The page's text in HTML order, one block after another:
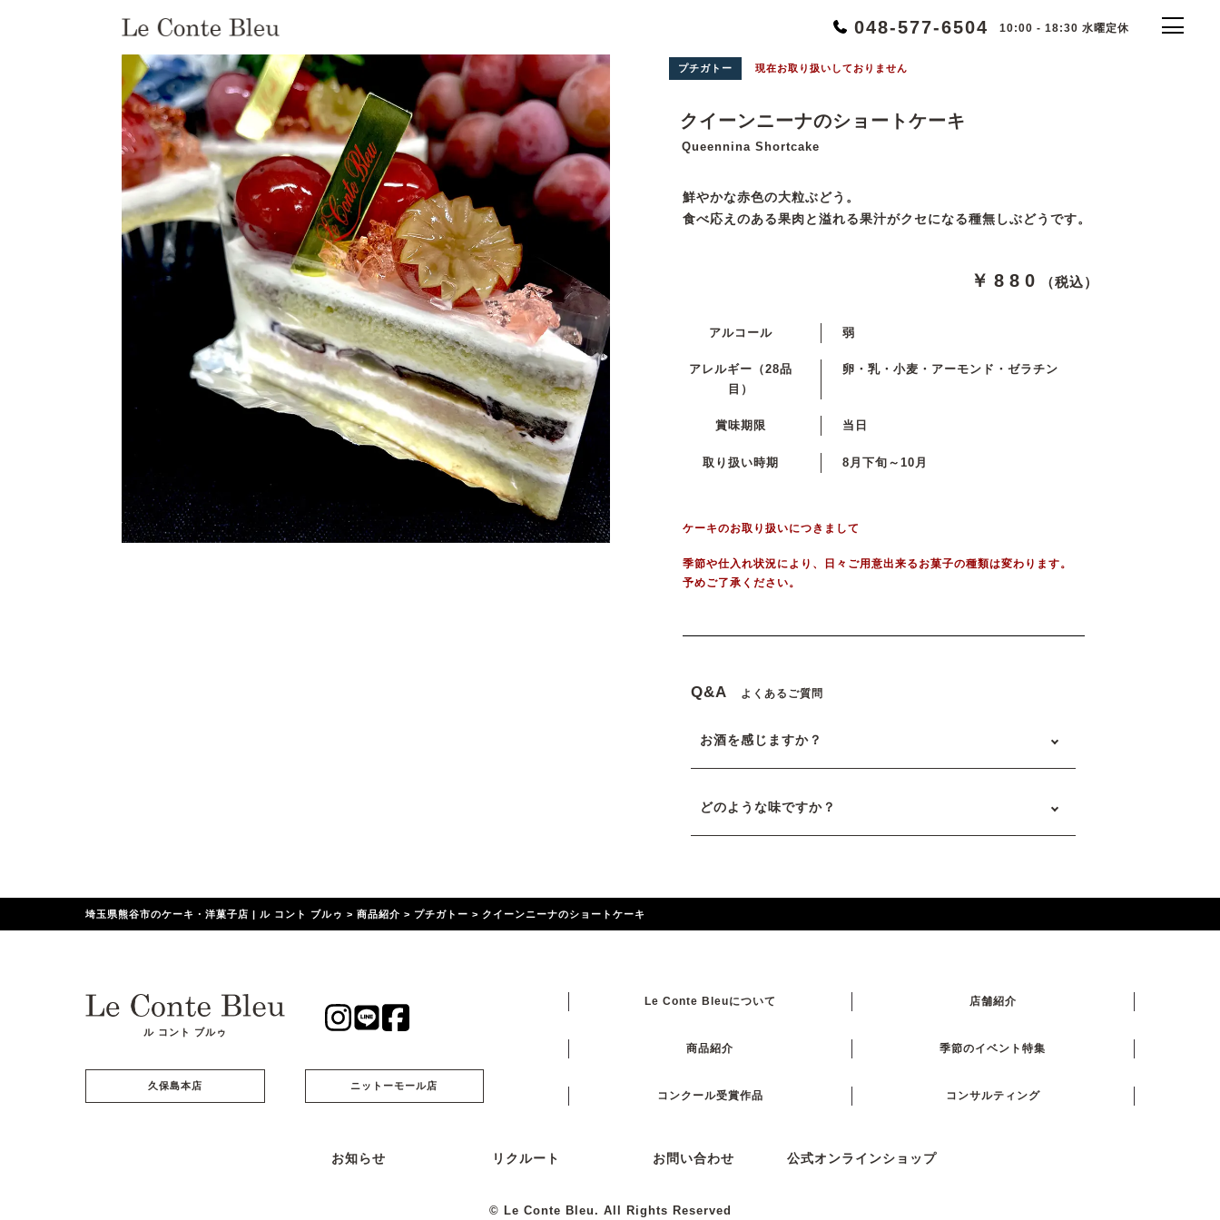
048-577-6504 10:00 - 18:30 水曜定休
プチガトー 現在お取り扱いしておりません
クイーンニーナのショートケーキ
Queennina Shortcake
鮮やかな赤色の大粒ぶどう。
食べ応えのある果肉と溢れる果汁がクセになる種無しぶどうです。
￥880 （税込）
アルコール 弱
アレルギー （28品
目）
卵・乳・小麦・アーモンド・ゼラチン
賞味期限 当日
取り扱い時期 8月下旬～10月
ケーキのお取り扱いにつきまして
季節や仕入れ状況により、日々ご用意出来るお菓子の種類は変わります。
予めご了承ください。
Q&A よくあるご質問
お酒を感じますか？
どのような味ですか？
埼玉県熊谷市のケーキ・洋菓子店 | ル コント ブルゥ >商品紹介 > プチガトー > クイーンニーナのショートケーキ
ル コント ブルゥ
久保島本店 ニットーモール店
Le Conte Bleuについて 店舗紹介
商品紹介 季節のイベント特集
コンクール受賞作品 コンサルティング
お知らせ リクルート お問い合わせ 公式オンラインショップ
© Le Conte Bleu. All Rights Reserved